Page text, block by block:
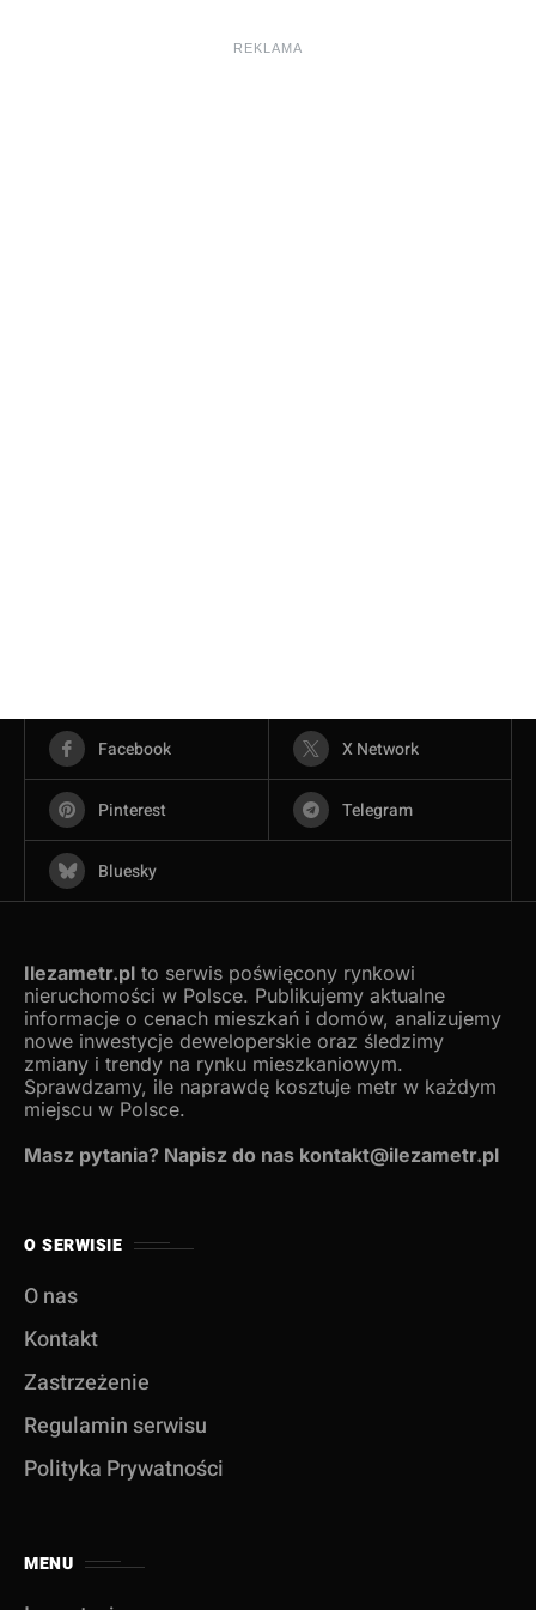
REKLAMA
Facebook X Network
Pinterest Telegram
Bluesky
Ilezametr.pl to serwis poświęcony rynkowi
nieruchomości w Polsce. Publikujemy aktualne
informacje o cenach mieszkań i domów, analizujemy
nowe inwestycje deweloperskie oraz śledzimy
zmiany i trendy na rynku mieszkaniowym.
Sprawdzamy, ile naprawdę kosztuje metr w każdym
miejscu w Polsce.
Masz pytania? Napisz do nas kontakt@ilezametr.pl
O SERWISIE
O nas
Kontakt
Zastrzeżenie
Regulamin serwisu
Polityka Prywatności
MENU